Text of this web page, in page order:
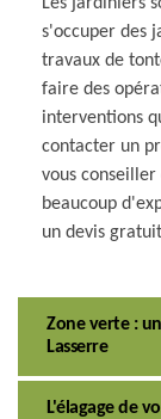
s'occuper des
travaux de
faire des
interventions
contacter un
vous conseiller
beaucoup
un devis
Zone verte :
Lasserre
L'élagage de